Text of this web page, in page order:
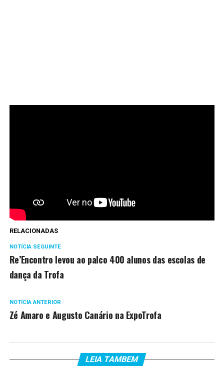
RELACIONADAS
NOTÍCIA SEGUINTE
Re’Encontro levou ao palco 400 alunos das escolas de
dança da Trofa
NOTÍCIA ANTERIOR
Zé Amaro e Augusto Canário na ExpoTrofa
LEIA TAMBEM